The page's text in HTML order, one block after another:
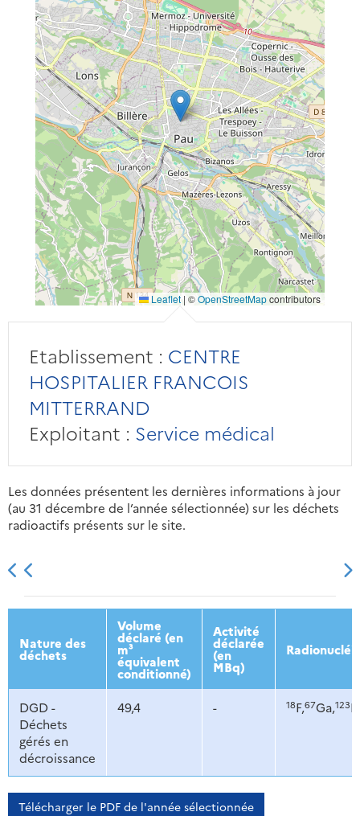
Leaflet | ©OpenStreetMapcontributors
Etablissement : CENTRE
HOSPITALIER FRANCOIS
MITTERRAND
Exploitant : Service médical
Les données présentent les dernières informations à jour
(au 31 décembre de l’année sélectionnée) sur les déchets
radioactifs présents sur le site.
2013 2014 2015 2016
Nature des
déchets
Volume
déclaré (en
m³
équivalent
conditionné)
Activité
déclarée
(en
MBq)
DGD -
Déchets
gérés en
décroissance
49,4 - 18F,67Ga,123I,
Télécharger le PDF de l'année sélectionnée